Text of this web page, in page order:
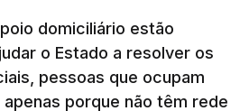
domiciliário estão
o Estado a resolver os
pessoas que ocupam
porque não têm rede